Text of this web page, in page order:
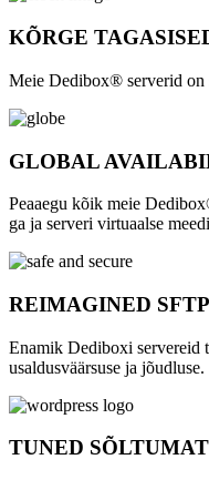
KÕRGE
Meie Dedibox® serverid
GLOBAL
Peaaegu kõik meie
ga ja serveri virtuaalse
REIMAGINED SFTP
Enamik Dediboxi servereid
usaldusväärsuse ja jõudluse.
TUNED